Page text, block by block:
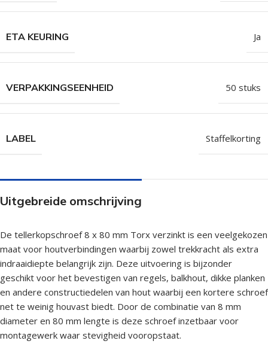
ETA KEURING Ja
VERPAKKINGSEENHEID 50 stuks
LABEL Staffelkorting
Uitgebreide omschrijving
De tellerkopschroef 8 x 80 mm Torx verzinkt is een veelgekozen
maat voor houtverbindingen waarbij zowel trekkracht als extra
indraaidiepte belangrijk zijn. Deze uitvoering is bijzonder
geschikt voor het bevestigen van regels, balkhout, dikke planken
en andere constructiedelen van hout waarbij een kortere schroef
net te weinig houvast biedt. Door de combinatie van 8 mm
diameter en 80 mm lengte is deze schroef inzetbaar voor
montagewerk waar stevigheid vooropstaat.